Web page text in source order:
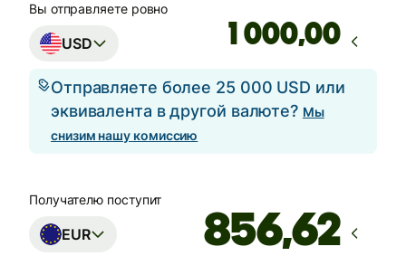
Вы отправляете ровно
USD ,00
Отправляете более 25 000 USD или
эквивалента в другой валюте? Мы
снизим нашу комиссию
Получателю поступит
EUR